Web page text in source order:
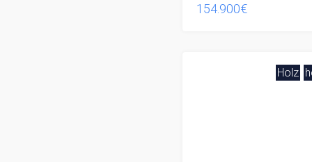
154.900€
Holz